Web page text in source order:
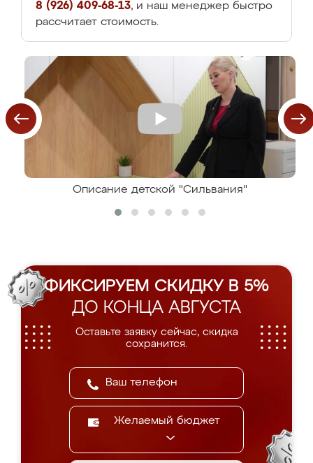
8 (926) 409-68-13, и наш менеджер быстро
рассчитает стоимость.
Описание детской "Сильвания"
ФИКСИРУЕМ СКИДКУ В 5%
ДО КОНЦА АВГУСТА
Оставьте заявку сейчас, скидка
сохранится.
Желаемый бюджет